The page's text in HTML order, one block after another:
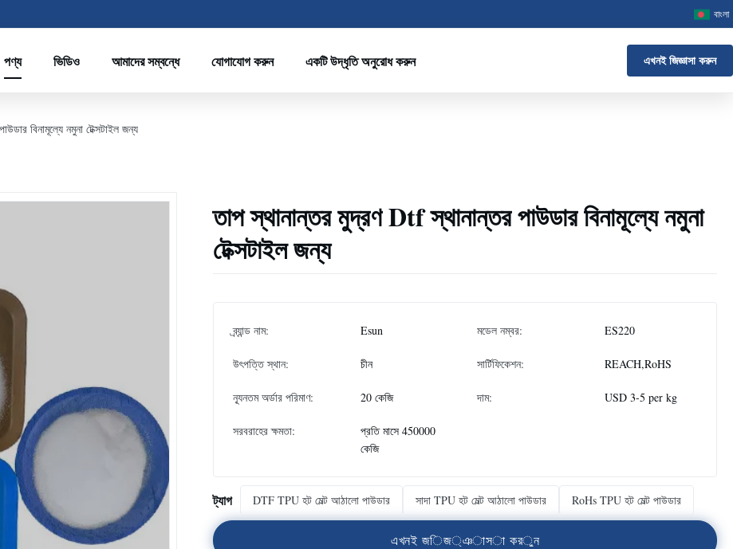
বাংলা
পণ্য ভিডিও আমাদের সম্বন্ধে যোগাযোগ করুন একটি উদ্ধৃতি অনুরোধ করুন এখনই জিজ্ঞাসা করুন
বিনামূল্যে নমুনা টেক্সটাইল জন্য
তাপ স্থানান্তর মুদ্রণ Dtf স্থানান্তর পাউডার বিনামূল্যে নমুনা
টেক্সটাইল জন্য
ব্র্যান্ড নাম: Esun মডেল নম্বর: ES220
উৎপত্তি স্থান: চীন সার্টিফিকেশন: REACH,RoHS
ন্যূনতম অর্ডার পরিমাণ: 20 কেজি দাম: USD 3-5 per kg
সরবরাহের ক্ষমতা:
প্রতি মাসে 450000
কেজি
ট্যাগ DTF TPU হট মেল্ট আঠালো পাউডার সাদা TPU হট মেল্ট আঠালো পাউডার RoHs TPU হট মেল্ট পাউডার
এখনই জিজ্ঞাসা করুন